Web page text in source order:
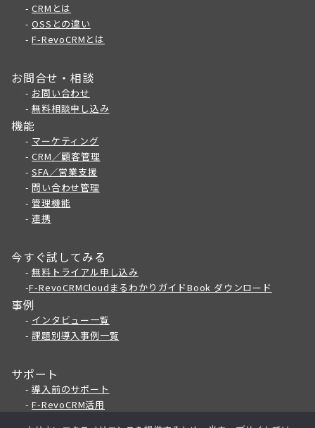
-CRMとは
-OSSとの違い
-F-RevoCRMとは
お問合せ・相談
- お問い合わせ
-無料相談申し込み
機能
- マーケティング
-CRM／顧客管理
-SFA／営業支援
-問い合わせ管理
-管理機能
-連携
今すぐ試してみる
-無料トライアル申し込み
-F-RevoCRMCloudまるわかりガイドBook ダウンロード
事例
- インタビュー一覧
-課題別導入事例一覧
サポート
-導入前のサポート
-F-RevoCRM活用